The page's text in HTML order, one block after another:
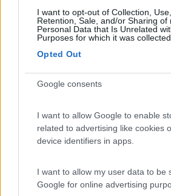
I want to opt-out of Collection, Use,
Retention, Sale, and/or Sharing of
Personal Data that Is Unrelated
Purposes for which it was collected.
Opted Out
Google consents
I want to allow Google to enable
related to advertising like cookies
device identifiers in apps.
I want to allow my user data to be
Google for online advertising
A questo punto se non sentì neanche la
velocemente (se la sentì e non scalda si
la sonda temperatura interna non gli
scaldare...
Potresti vedere se è collegata e non
sicuro...) ma penso il problema sia lì
Francesco & Famiglia.
286
Inserito il03/01/2020 alle:18:41:00